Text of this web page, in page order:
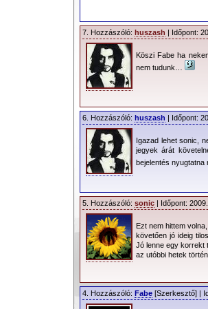
7. Hozzászóló: huszash | Időpont:
Köszi Fabe ha
nem tudunk…
6. Hozzászóló: huszash | Időpont:
Igazad lehet sonic,
jegyek árát
bejelentés
5. Hozzászóló: sonic | Időpont:
Ezt nem hittem
követően jó ideig
Jó lenne egy korrekt
az utóbbi hetek
4. Hozzászóló: Fabe [Szerkesztő] |